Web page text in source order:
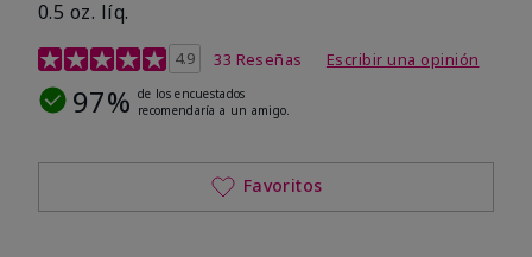
0.5 oz. líq.
Calificación de clientes de 4,9 de 5
4.9 33 Reseñas Escribir una opinión
97% de los encuestados
recomendaría a un amigo.
Favoritos